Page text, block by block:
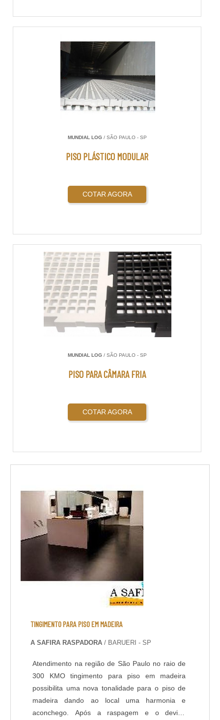
MUNDIAL LOG/ SÃO PAULO - SP
PISO PLÁSTICO MODULAR
COTAR AGORA
MUNDIAL LOG/ SÃO PAULO - SP
PISO PARA CÂMARA FRIA
COTAR AGORA
TINGIMENTO PARA PISO EM MADEIRA
A SAFIRA RASPADORA/ BARUERI - SP
Atendimento na região de São Paulo no raio de
300 KMO tingimento para piso em madeira
possibilita uma nova tonalidade para o piso de
madeira dando ao local uma harmonia e
aconchego. Após a raspagem e o devido